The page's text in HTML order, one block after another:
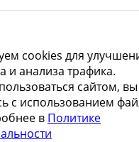
cookies для
и анализа трафика.
сайтом, вы
с использованием
в Политике